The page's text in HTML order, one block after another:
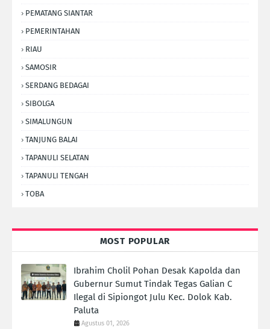
PEMATANG SIANTAR
PEMERINTAHAN
RIAU
SAMOSIR
SERDANG BEDAGAI
SIBOLGA
SIMALUNGUN
TANJUNG BALAI
TAPANULI SELATAN
TAPANULI TENGAH
TOBA
MOST POPULAR
Ibrahim Cholil Pohan Desak Kapolda dan
Gubernur Sumut Tindak Tegas Galian C
Ilegal di Sipiongot Julu Kec. Dolok Kab.
Paluta
Agustus 01, 2026